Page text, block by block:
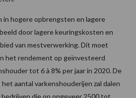
hogere opbrengsten en lagere
door lagere keuringskosten en
van mestverwerking. Dit moet
het rendement op geïnvesteerd
tot 6 à 8% per jaar in 2020. De
aantal varkenshouderijen zal dalen
bedrijven die op ongeveer 2500 tot